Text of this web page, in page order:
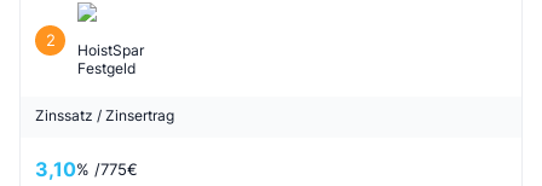
2
HoistSpar
Festgeld
Zinssatz / Zinsertrag
3,10% /775€